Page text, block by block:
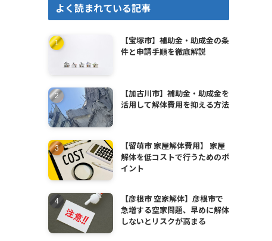
よく読まれている記事
【宝塚市】補助金・助成金の条
件と申請手順を徹底解説
【加古川市】補助金・助成金を
活用して解体費用を抑える方法
【留萌市 家屋解体費用】 家屋
解体を低コストで行うためのポ
イント
【彦根市 空家解体】彦根市で
急増する空家問題、早めに解体
しないとリスクが高まる